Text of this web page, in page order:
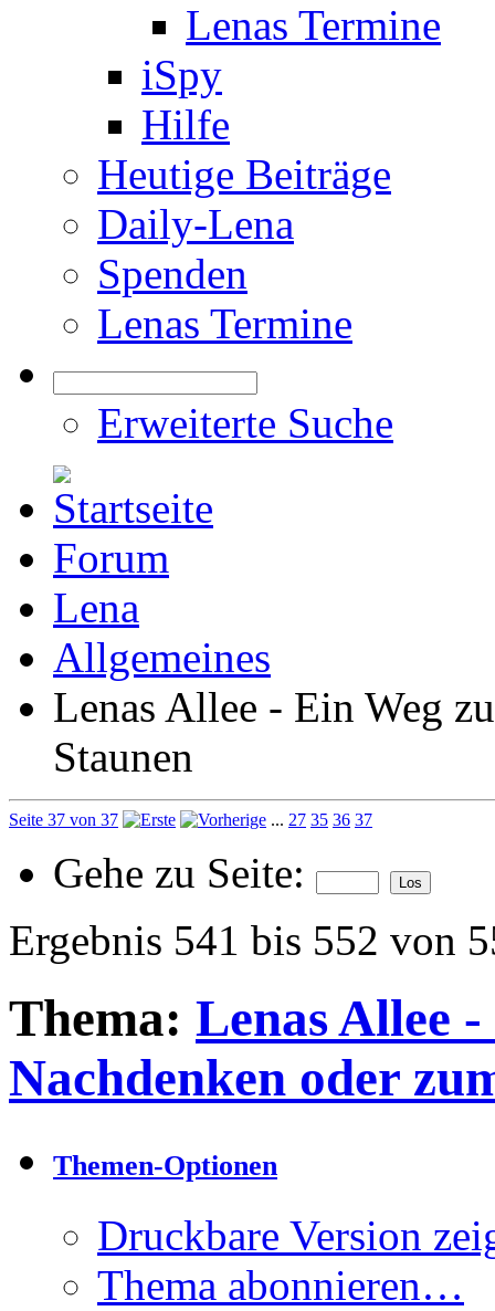
Lenas Termine
iSpy
Hilfe
Heutige Beiträge
Daily-Lena
Spenden
Lenas Termine
Erweiterte Suche
Forum
Lena
Allgemeines
Lenas Allee - Ein Weg
Staunen
Seite 37 von 37 ... 27 35 36 37
Gehe zu Seite:
Ergebnis 541 bis 552 von
Thema: Lenas Allee
Nachdenken oder
Themen-Optionen
Druckbare Version
Thema abonnieren…